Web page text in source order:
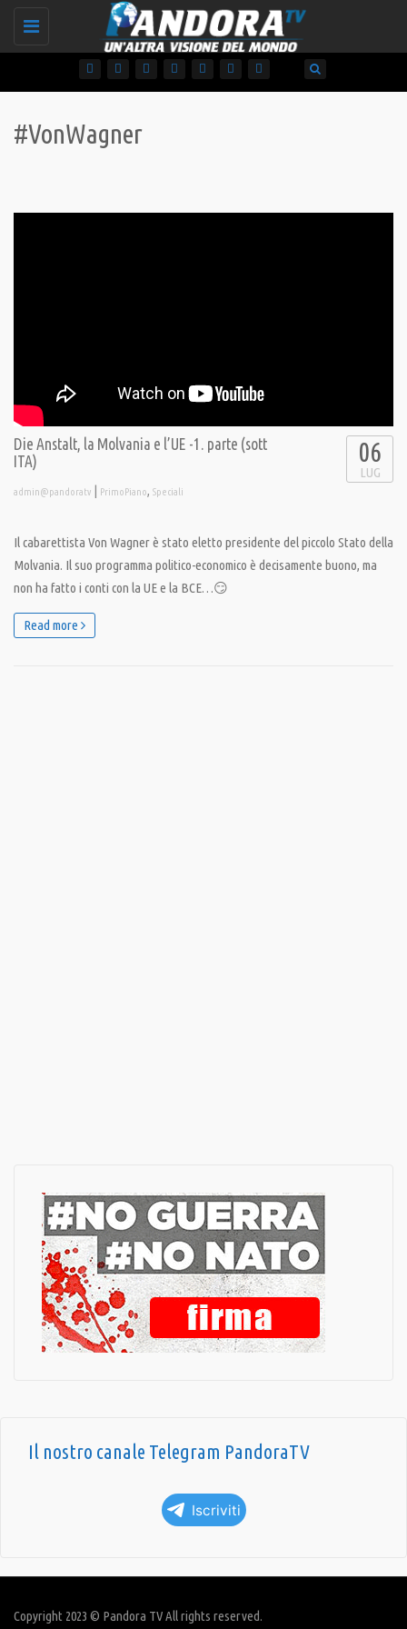
Toggle
#VonWagner
Die Anstalt, la Molvania e l’UE -1. parte (sott
ITA)
admin@pandoratv | PrimoPiano, Speciali
06
LUG
Il cabarettista Von Wagner è stato eletto presidente del piccolo Stato della
Molvania. Il suo programma politico-economico è decisamente buono, ma
non ha fatto i conti con la UE e la BCE…😏
Read more
Il nostro canale Telegram PandoraTV
Iscriviti
Copyright 2023 © Pandora TV All rights reserved.